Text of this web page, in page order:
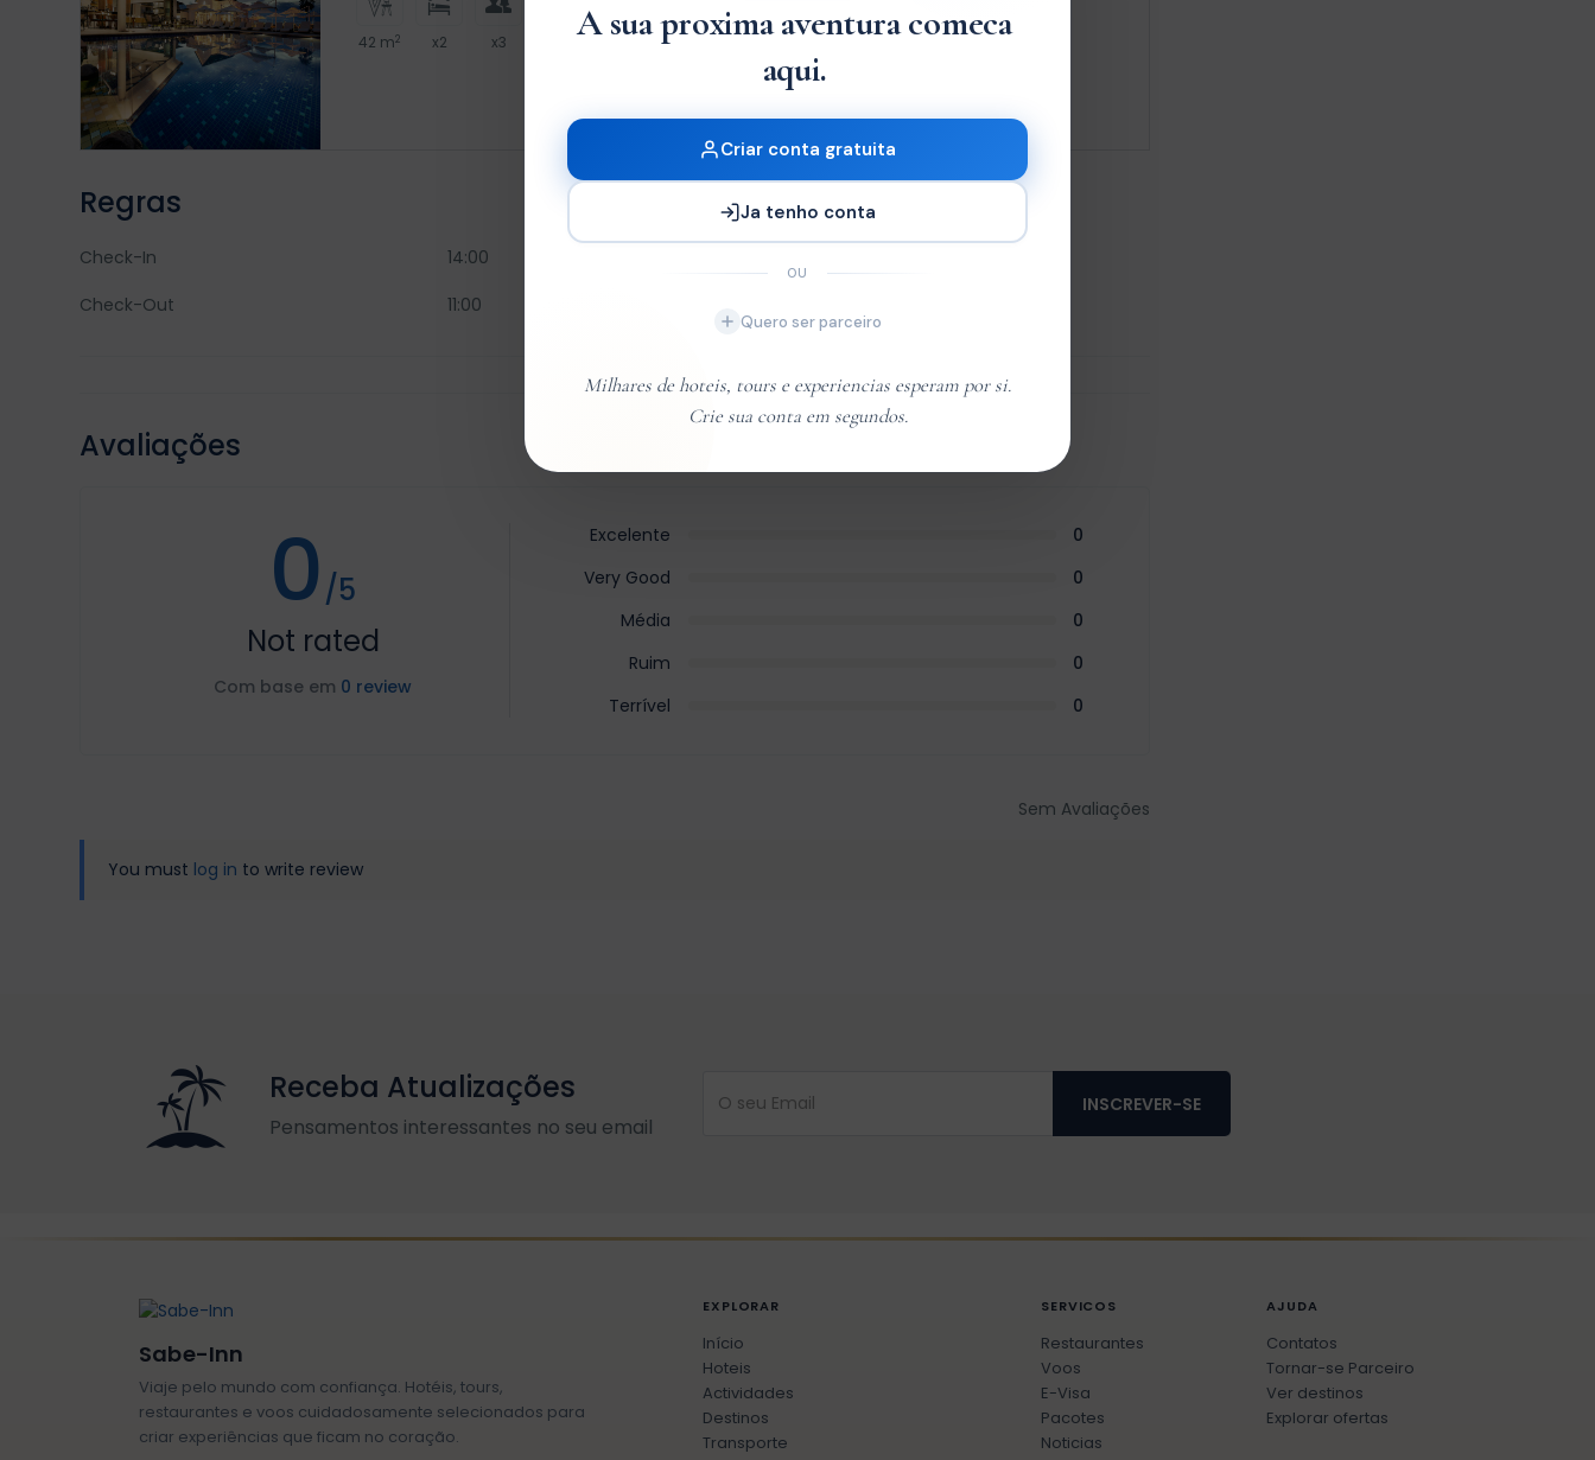
42 m2 x2 x3
Regras
Check-In
14:00
Check-Out
11:00
Avaliações
0/5
Not rated
Com base em 0 review
Excelente
0
Very Good
0
Média
0
Ruim
0
Terrível
0
Sem Avaliações
You must log in to write review
Receba Atualizações
Pensamentos interessantes no seu email
INSCREVER-SE
Sabe-Inn
Viaje pelo mundo com confiança. Hotéis, tours,
restaurantes e voos cuidadosamente selecionados para
criar experiências que ficam no coração.
EXPLORAR
Início
Hoteis
Actividades
Destinos
Transporte
SERVICOS
Restaurantes
Voos
E-Visa
Pacotes
Noticias
AJUDA
Contatos
Tornar-se Parceiro
Ver destinos
Explorar ofertas
A sua proxima aventura comeca
aqui.
Criar conta gratuita
Ja tenho conta
OU
Quero ser parceiro
Milhares de hoteis, tours e experiencias esperam por si.
Crie sua conta em segundos.